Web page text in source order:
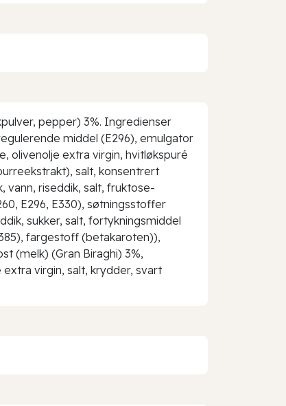
pepper) 3%. Ingredienser
middel (E296), emulgator
olivenolje extra virgin, hvitløkspuré
salt, konsentrert
vann, riseddik, salt, fruktose-
E296, E330), søtningsstoffer
sukker, salt, fortykningsmiddel
fargestoff (betakaroten)),
(melk) (Gran Biraghi) 3%,
virgin, salt, krydder, svart